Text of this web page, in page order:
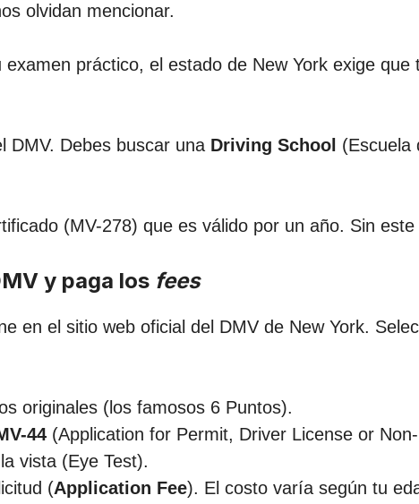
olvidan mencionar.
práctico, el estado de New York exige que
DMV. Debes buscar una Driving School (Escuela
(MV-278) que es válido por un año. Sin
y paga los fees
en el sitio web oficial del DMV de New York.
originales (los famosos 6 Puntos).
44 (Application for Permit, Driver License or
vista (Eye Test).
(Application Fee). El costo varía según tu